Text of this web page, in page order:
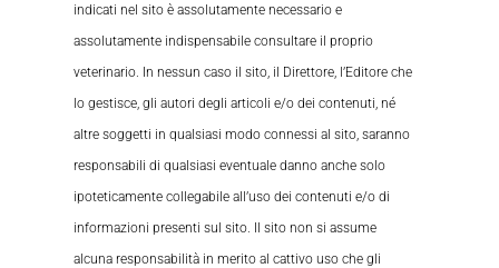
indicati nel sito è assolutamente necessario e
assolutamente indispensabile consultare il proprio
veterinario. In nessun caso il sito, il Direttore, l’Editore che
lo gestisce, gli autori degli articoli e/o dei contenuti, né
altre soggetti in qualsiasi modo connessi al sito, saranno
responsabili di qualsiasi eventuale danno anche solo
ipoteticamente collegabile all’uso dei contenuti e/o di
informazioni presenti sul sito. Il sito non si assume
alcuna responsabilità in merito al cattivo uso che gli